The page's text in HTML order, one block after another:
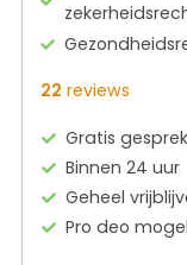
22 reviews
Gratis gesprek
Binnen 24 uur
Geheel
Pro deo